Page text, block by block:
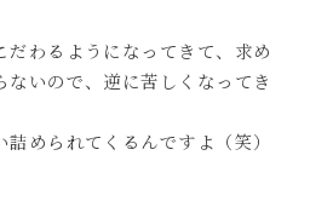
わるようになってきて、求め
ないので、逆に苦しくなってき
められてくるんですよ（笑）